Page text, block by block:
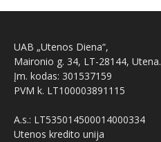
UAB „Utenos Diena“,
Maironio g. 34, LT-28144, Utena.
Įm. kodas: 301537159
PVM k. LT100003891115
A.s.: LT535014500014000334
Utenos kredito unija